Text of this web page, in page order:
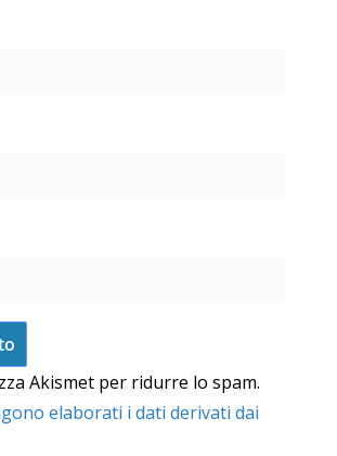
Akismet per ridurre lo spam.
elaborati i dati derivati dai